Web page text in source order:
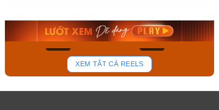
136
Mua ngay Mua ngay
XEM TẤT CẢ REELS